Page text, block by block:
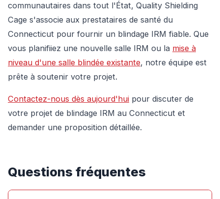
communautaires dans tout l'État, Quality Shielding
Cage s'associe aux prestataires de santé du
Connecticut pour fournir un blindage IRM fiable. Que
vous planifiiez une nouvelle salle IRM ou la mise à
niveau d'une salle blindée existante, notre équipe est
prête à soutenir votre projet.
Contactez-nous dès aujourd'hui pour discuter de
votre projet de blindage IRM au Connecticut et
demander une proposition détaillée.
Questions fréquentes